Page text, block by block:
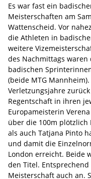
Es war fast ein
Meisterschaften am
Wattenscheid. Vor
die Athleten in
weitere
des Nachmittags
badischen
(beide MTG
Verletzungsjahre
Regentschaft in ihren
Europameisterin
über die 100m plötzlich
als auch Tatjana Pinto
und damit die
London erreicht. Beide
den Titel.
Meisterschaft auch an.